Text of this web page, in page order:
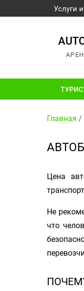
Услуги
Главная /
Цена
Не
что